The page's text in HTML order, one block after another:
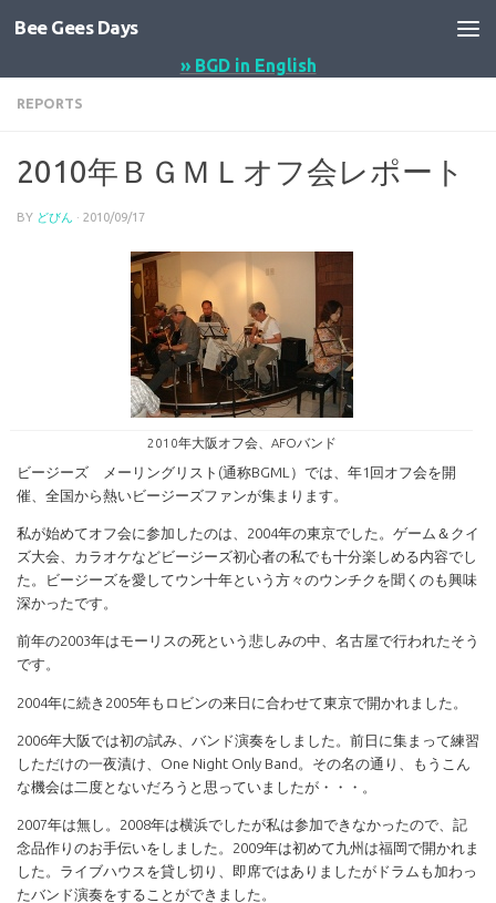
コンテンツへスキップ
Bee Gees Days
» BGD in English
REPORTS
2010年ＢＧＭＬオフ会レポート
BY どびん · 2010/09/17
2010年大阪オフ会、AFOバンド
ビージーズ メーリングリスト(通称BGML）では、年1回オフ会を開
催、全国から熱いビージーズファンが集まります。
私が始めてオフ会に参加したのは、2004年の東京でした。ゲーム＆クイ
ズ大会、カラオケなどビージーズ初心者の私でも十分楽しめる内容でし
た。ビージーズを愛してウン十年という方々のウンチクを聞くのも興味
深かったです。
前年の2003年はモーリスの死という悲しみの中、名古屋で行われたそう
です。
2004年に続き2005年もロビンの来日に合わせて東京で開かれました。
2006年大阪では初の試み、バンド演奏をしました。前日に集まって練習
しただけの一夜漬け、One Night Only Band。その名の通り、もうこん
な機会は二度とないだろうと思っていましたが・・・。
2007年は無し。2008年は横浜でしたが私は参加できなかったので、記
念品作りのお手伝いをしました。2009年は初めて九州は福岡で開かれま
した。ライブハウスを貸し切り、即席ではありましたがドラムも加わっ
たバンド演奏をすることができました。